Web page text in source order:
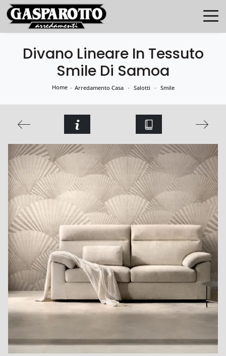
Divano Lineare In Tessuto
Smile Di Samoa
Home - Arredamento Casa - Salotti - Smile